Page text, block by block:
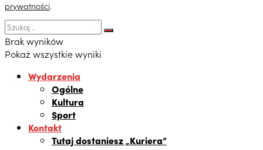
prywatności.
Brak wyników
Pokaż wszystkie wyniki
Wydarzenia
Ogólne
Kultura
Sport
Kontakt
Tutaj dostaniesz „Kuriera”